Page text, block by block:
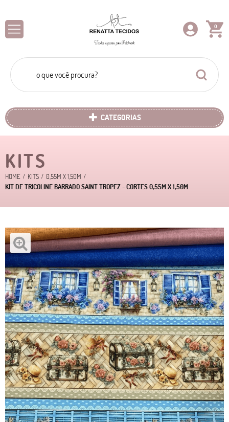
0
CATEGORIAS
KITS
HOME KITS
0,55M X 1,50M
KIT DE TRICOLINE BARRADO SAINT TROPEZ - CORTES 0,55M X 1,50M